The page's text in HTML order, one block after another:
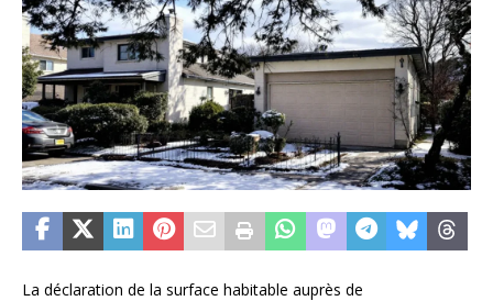
La déclaration de la surface habitable auprès de